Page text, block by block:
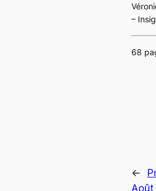
–
68
←